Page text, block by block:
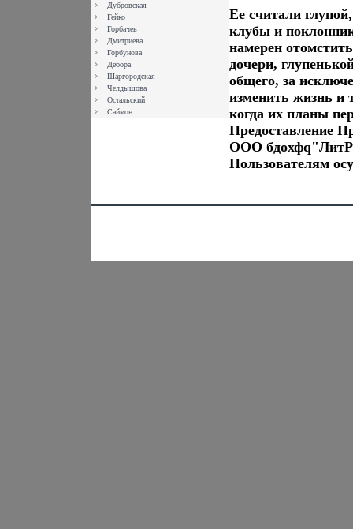
Дубровская
Гейко
Горбачев
Дмитриева
Горбунова
Дебора
Шаргородская
Челдышова
Остальский
Саймон
Ее считали
клубы и
намерен
дочери,
общего, за
изменить жизнь и
когда их планы
Предоставление
ООО
Пользователям